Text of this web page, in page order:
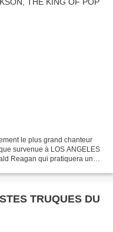
le plus grand chanteur
survenue à LOS ANGELES
Reagan qui pratiquera une
TRUQUES DU